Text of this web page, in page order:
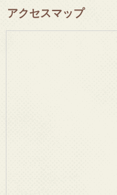
アクセスマップ